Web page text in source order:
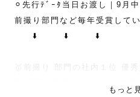
⚪︎先行ﾃﾞｰﾀ当日お渡し｜9月
前撮り部門など毎年受賞して
⬇️       ⬇️       ⬇️
🥇前撮り 部門の社内１位 優
もっと